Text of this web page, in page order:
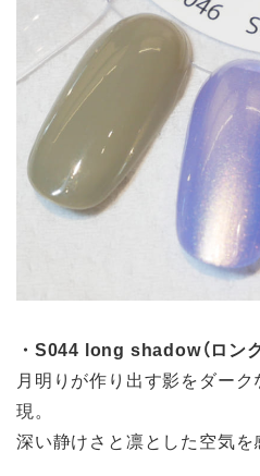
・S044 long shadow（ロン
月明りが作り出す影をダー
現。
深い静けさと凛とした空気を